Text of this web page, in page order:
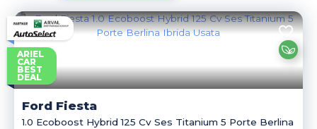
ARIEL
CAR
BEST
DEAL
Ford Fiesta
1.0 Ecoboost Hybrid 125 Cv Ses Titanium 5 Porte Berlina